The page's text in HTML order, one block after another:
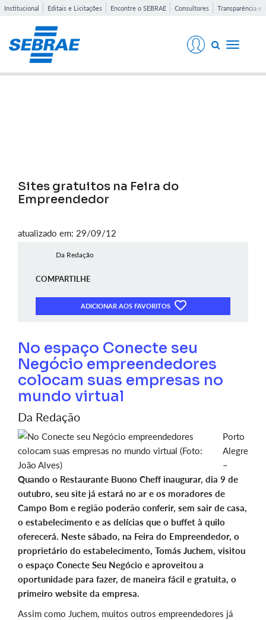
Institucional Editais e Licitações Encontre o SEBRAE Consultores Transparência e
Toggle
Sites gratuitos na Feira do
Empreendedor
atualizado em: 29/09/12
Da Redação
COMPARTILHE
ADICIONAR AOS FAVORITOS
No espaço Conecte seu
Negócio empreendedores
colocam suas empresas no
mundo virtual
Da Redação
Porto
Alegre
–
Quando o Restaurante Buono Cheff inaugurar, dia 9 de
outubro, seu site já estará no ar e os moradores de
Campo Bom e região poderão conferir, sem sair de casa,
o estabelecimento e as delícias que o buffet à quilo
oferecerá. Neste sábado, na Feira do Empreendedor, o
proprietário do estabelecimento, Tomás Juchem, visitou
o espaço Conecte Seu Negócio e aproveitou a
oportunidade para fazer, de maneira fácil e gratuita, o
primeiro website da empresa.
Assim como Juchem, muitos outros empreendedores já